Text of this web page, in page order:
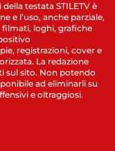
testata STILETV è
e l’uso, anche parziale,
loghi, grafiche
registrazioni, cover e
La redazione
sul sito. Non potendo
ad eliminarli su
e oltraggiosi.